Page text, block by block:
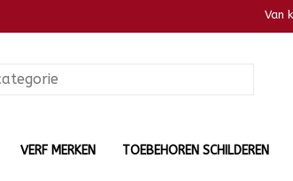
Van
VERF MERKEN TOEBEHOREN SCHILDEREN